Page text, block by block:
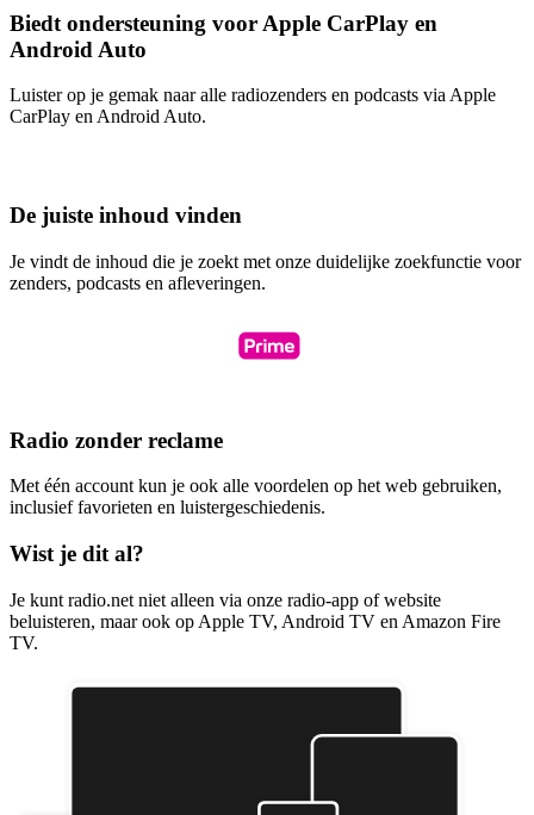
Biedt ondersteuning voor Apple CarPlay en
Android Auto
Luister op je gemak naar alle radiozenders en podcasts via Apple
CarPlay en Android Auto.
De juiste inhoud vinden
Je vindt de inhoud die je zoekt met onze duidelijke zoekfunctie voor
zenders, podcasts en afleveringen.
Radio zonder reclame
Met één account kun je ook alle voordelen op het web gebruiken,
inclusief favorieten en luistergeschiedenis.
Wist je dit al?
Je kunt radio.net niet alleen via onze radio-app of website
beluisteren, maar ook op Apple TV, Android TV en Amazon Fire
TV.